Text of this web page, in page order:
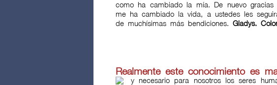
como ha cambiado la mía. De nuevo
me ha cambiado la vida, a ustedes les
de muchísimas más bendiciones. Gladys.
Realmente este conocimiento es
y necesario para nosotros los seres